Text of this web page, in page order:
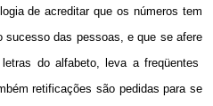
de acreditar que os números tem
sucesso das pessoas, e que se afere
do alfabeto, leva a freqüentes
retificações são pedidas para se